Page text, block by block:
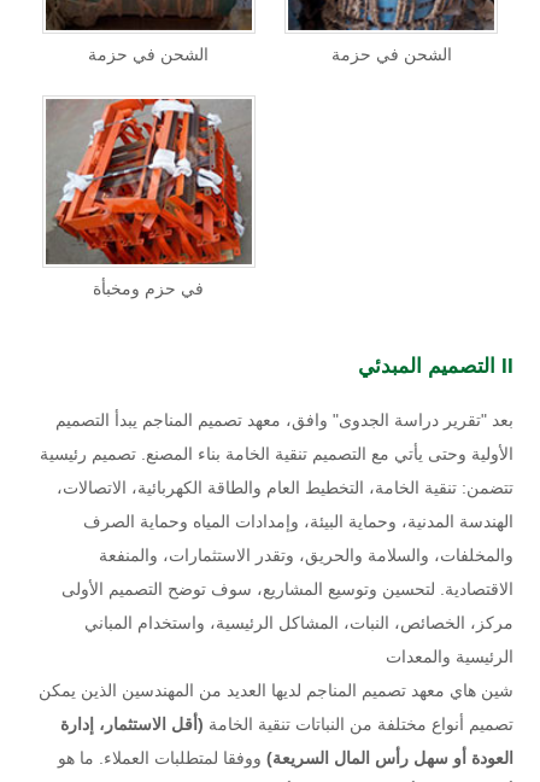
الشحن في حزمة الشحن في حزمة
في حزم ومخبأة
بعد "تقرير دراسة الجدوى" وافق، معهد تصميم المناجم يبدأ التصميم
الأولية وحتى يأتي مع التصميم تنقية الخامة بناء المصنع. تصميم رئيسية
تتضمن: تنقية الخامة، التخطيط العام والطاقة الكهربائية، الاتصالات،
الهندسة المدنية، وحماية البيئة، وإمدادات المياه وحماية الصرف
والمخلفات، والسلامة والحريق، وتقدر الاستثمارات، والمنفعة
الاقتصادية. لتحسين وتوسيع المشاريع، سوف توضح التصميم الأولى
مركز، الخصائص، النبات، المشاكل الرئيسية، واستخدام المباني
الرئيسية والمعدات
شين هاي معهد تصميم المناجم لديها العديد من المهندسين الذين يمكن
تصميم أنواع مختلفة من النباتات تنقية الخامة (أقل الاستثمار، إدارة
العودة أو سهل رأس المال السريعة) ووفقا لمتطلبات العملاء. ما هو